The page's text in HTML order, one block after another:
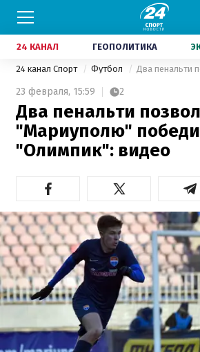
24 КАНАЛ ГЕОПОЛИТИКА
24 канал Спорт Футбол
23 февраля, 15:59 2
Два пенальти
"Мариуполю"
"Олимпик": видео